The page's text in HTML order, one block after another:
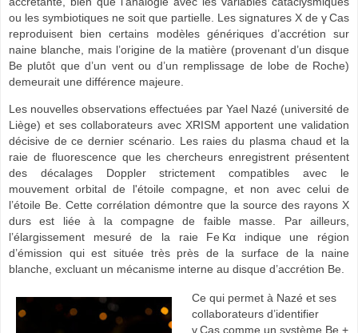
ou les symbiotiques ne soit que partielle. Les signatures X de γ Cas
reproduisent bien certains modèles génériques d’accrétion sur
naine blanche, mais l’origine de la matière (provenant d’un disque
Be plutôt que d’un vent ou d’un remplissage de lobe de Roche)
demeurait une différence majeure.
Les nouvelles observations effectuées par Yael Nazé (université de
Liège) et ses collaborateurs avec XRISM apportent une validation
décisive de ce dernier scénario. Les raies du plasma chaud et la
raie de fluorescence que les chercheurs enregistrent présentent
des décalages Doppler strictement compatibles avec le
mouvement orbital de l'étoile compagne, et non avec celui de
l’étoile Be. Cette corrélation démontre que la source des rayons X
durs est liée à la compagne de faible masse. Par ailleurs,
l’élargissement mesuré de la raie Fe Kα indique une région
d’émission qui est située très près de la surface de la naine
blanche, excluant un mécanisme interne au disque d’accrétion Be.
Ce qui permet à Nazé et ses
collaborateurs d’identifier
γ Cas comme un système Be +